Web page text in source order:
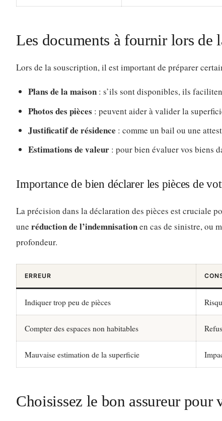
Les documents à fournir lors de
Lors de la souscription, il est important de préparer
Plans de la maison : s’ils sont disponibles, ils
Photos des pièces : peuvent aider à valider la
Justificatif de résidence : comme un bail ou une
Estimations de valeur : pour bien évaluer vos biens
Importance de bien déclarer les pièces de
La précision dans la déclaration des pièces est cruciale
une réduction de l’indemnisationen cas de sinistre, ou
profondeur.
ERREUR
Indiquer trop peu de pièces
Compter des espaces non habitables
Mauvaise estimation de la superficie
Choisissez le bon assureur pour